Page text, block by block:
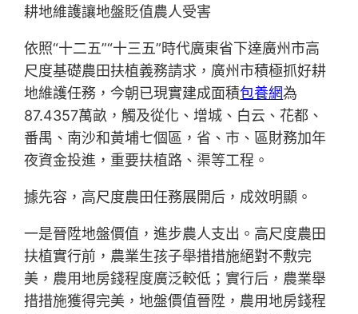
耕地維護讓地盤貶值農人受害
依照“十二五”“十三五”時代廣東省下達廣州市高
尺度基礎農田扶植義務請求，廣州市積極抓好耕
地維護任務，今朝已現實建成面積包養網為
87.4357萬畝，觸及從化、增城、白云、花都、
番禺、南沙和黃埔七個區，省、市、區財務加年
夜資金投進，重要扶植路、渠等工程。
據先容，高尺度農田任務展開后，成效明顯。
一是晉陞地盤價值，進步農人支出。高尺度農田
扶植實行前，農業生孩子舉措措施絕對不敷完
美，農用地房錢程度廣泛較低；實行后，農業舉
措措施獲得完美，地盤價值晉陞，農用地房錢程